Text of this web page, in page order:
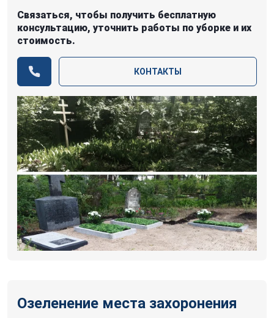
Связаться, чтобы получить бесплатную
консультацию, уточнить работы по уборке и их
стоимость.
КОНТАКТЫ
Озеленение места захоронения